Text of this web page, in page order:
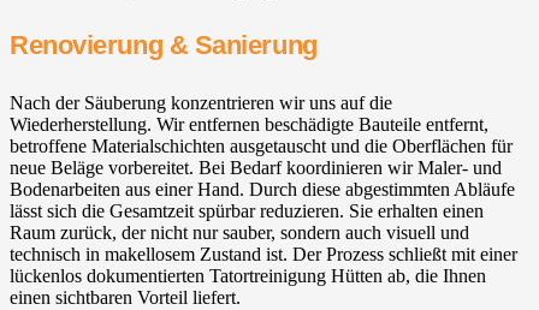
Renovierung & Sanierung
Nach der Säuberung konzentrieren wir uns auf die
Wiederherstellung. Wir entfernen beschädigte Bauteile entfernt,
betroffene Materialschichten ausgetauscht und die Oberflächen für
neue Beläge vorbereitet. Bei Bedarf koordinieren wir Maler- und
Bodenarbeiten aus einer Hand. Durch diese abgestimmten Abläufe
lässt sich die Gesamtzeit spürbar reduzieren. Sie erhalten einen
Raum zurück, der nicht nur sauber, sondern auch visuell und
technisch in makellosem Zustand ist. Der Prozess schließt mit einer
lückenlos dokumentierten Tatortreinigung Hütten ab, die Ihnen
einen sichtbaren Vorteil liefert.